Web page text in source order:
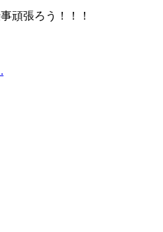
頑張ろう！！！